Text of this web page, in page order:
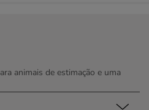
animais de estimação e uma